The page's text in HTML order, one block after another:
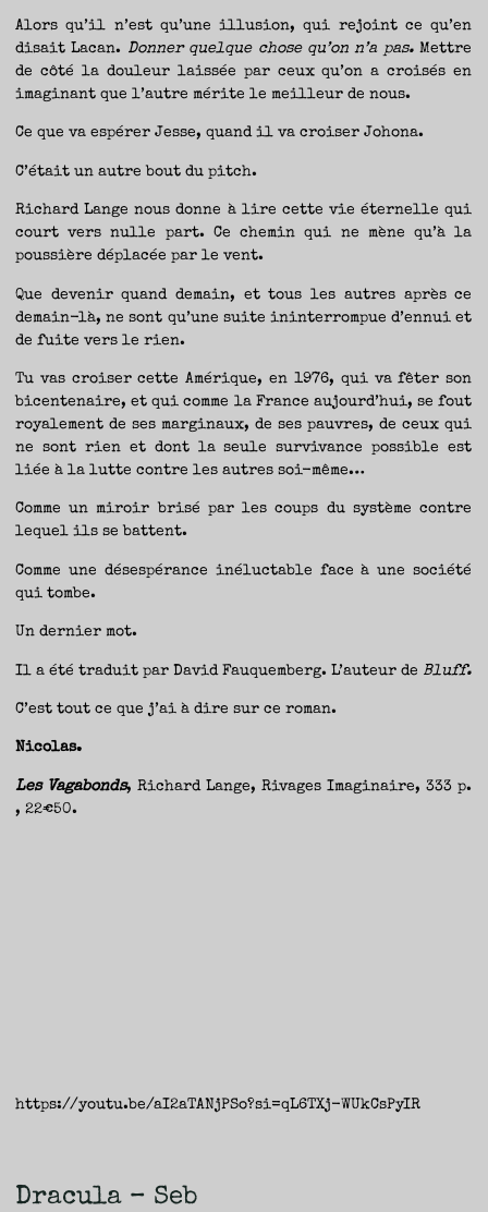
Alors qu’il n’est qu’une illusion, qui rejoint ce qu’en
disait Lacan. Donner quelque chose qu’on n’a pas. Mettre
de côté la douleur laissée par ceux qu’on a croisés en
imaginant que l’autre mérite le meilleur de nous.
Ce que va espérer Jesse, quand il va croiser Johona.
C’était un autre bout du pitch.
Richard Lange nous donne à lire cette vie éternelle qui
court vers nulle part. Ce chemin qui ne mène qu’à la
poussière déplacée par le vent.
Que devenir quand demain, et tous les autres après ce
demain-là, ne sont qu’une suite ininterrompue d’ennui et
de fuite vers le rien.
Tu vas croiser cette Amérique, en 1976, qui va fêter son
bicentenaire, et qui comme la France aujourd’hui, se fout
royalement de ses marginaux, de ses pauvres, de ceux qui
ne sont rien et dont la seule survivance possible est
liée à la lutte contre les autres soi-même…
Comme un miroir brisé par les coups du système contre
lequel ils se battent.
Comme une désespérance inéluctable face à une société
qui tombe.
Un dernier mot.
Il a été traduit par David Fauquemberg. L’auteur de Bluff.
C’est tout ce que j’ai à dire sur ce roman.
Nicolas.
Les Vagabonds, Richard Lange, Rivages Imaginaire, 333 p.
, 22€50.
https://youtu.be/aI2aTANjPSo?si=qL6TXj-WUkCsPyIR
Dracula – Seb